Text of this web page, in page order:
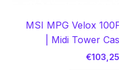
MSI MPG Velox
| Midi Tower
€103,25